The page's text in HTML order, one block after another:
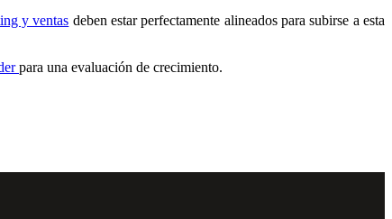
y ventas deben estar perfectamente alineados para subirse a esta
para una evaluación de crecimiento.